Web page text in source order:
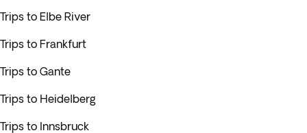
Trips to Elbe River
Trips to Frankfurt
Trips to Gante
Trips to Heidelberg
Trips to Innsbruck